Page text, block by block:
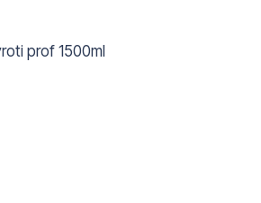
prof 1500ml